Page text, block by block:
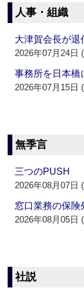
人事・組織
大津賀会長が
2026年07月24日
事務所を日本
2026年07月15日
無季言
三つのPUSH
2026年08月07日
窓口業務の保険
2026年08月05日
社説